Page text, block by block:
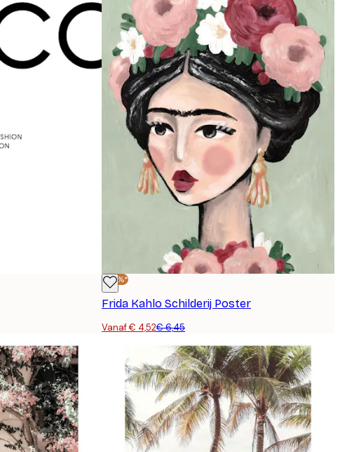
-30%*
Frida Kahlo Schilderij Poster
Vanaf € 4,52€ 6,45